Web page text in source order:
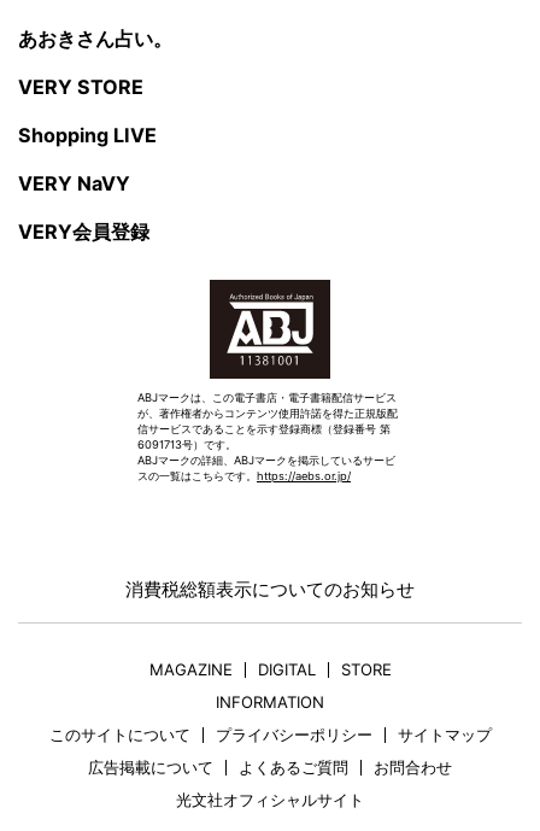
あおきさん占い。
VERY STORE
Shopping LIVE
VERY NaVY
VERY会員登録
ABJマークは、この電子書店・電子書籍配信サービス
が、著作権者からコンテンツ使用許諾を得た正規版配
信サービスであることを示す登録商標（登録番号 第
6091713号）です。
ABJマークの詳細、ABJマークを掲示しているサービ
スの一覧はこちらです。 https://aebs.or.jp/
消費税総額表示についてのお知らせ
MAGAZINE DIGITAL
STORE
INFORMATION
このサイトについて
プライバシーポリシー
サイトマップ
広告掲載について
よくあるご質問
お問合わせ
光文社オフィシャルサイト